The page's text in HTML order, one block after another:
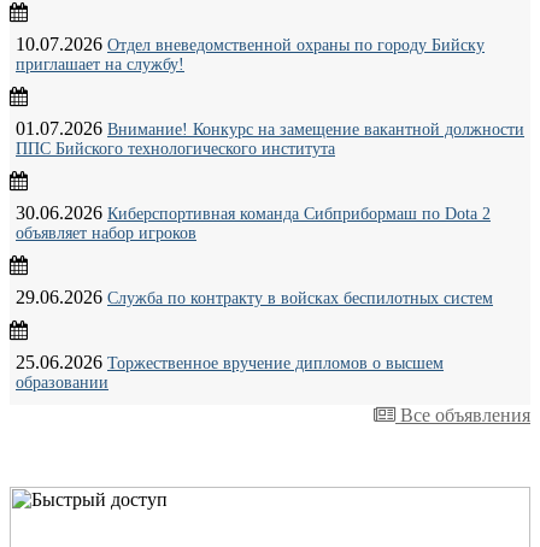
10.07.2026 Отдел вневедомственной охраны по городу Бийску
приглашает на службу!
01.07.2026 Внимание! Конкурс на замещение вакантной должности
ППС Бийского технологического института
30.06.2026 Киберспортивная команда Сибприбормаш по Dota 2
объявляет набор игроков
29.06.2026 Служба по контракту в войсках беспилотных систем
25.06.2026 Торжественное вручение дипломов о высшем
образовании
Все объявления